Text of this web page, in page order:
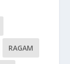
RAGAM